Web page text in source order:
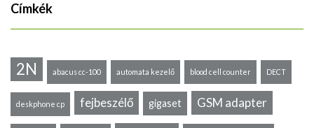
Címkék
2N abacus cc-100 automata kezelő blood cell counter DECT
deskphone cp fejbeszélő gigaset GSM adapter